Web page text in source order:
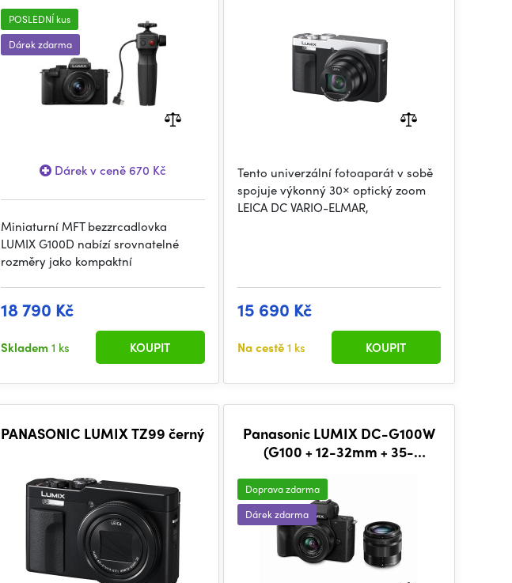
POSLEDNÍ kus
Dárek zdarma
Dárek v ceně 670 Kč
Miniaturní MFT bezzrcadlovka
LUMIX G100D nabízí srovnatelné
rozměry jako kompaktní
18 790 Kč
Skladem1 ks KOUPIT
Tento univerzální fotoaparát v sobě
spojuje výkonný 30× optický zoom
LEICA DC VARIO-ELMAR,
15 690 Kč
Na cestě1 ks KOUPIT
PANASONIC LUMIX TZ99 černý
Panasonic LUMIX DC-G100W
(G100 + 12-32mm + 35-
Doprava zdarma
Dárek zdarma